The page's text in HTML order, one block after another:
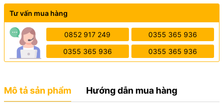
Tư vấn mua hàng
0852 917 249 0355 365 936
0355 365 936 0355 365 936
Mô tả sản phẩm Hướng dẫn mua hàng